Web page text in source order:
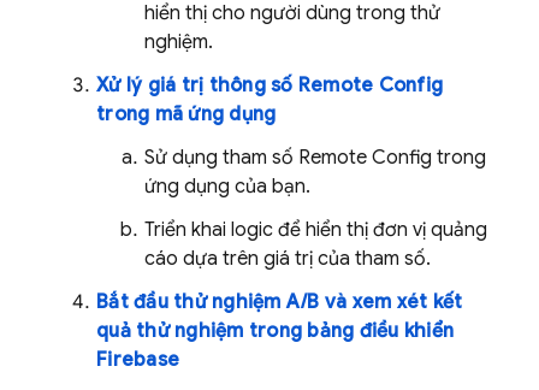
hiển thị cho người dùng trong thử
nghiệm.
Xử lý giá trị thông số Remote Config
trong mã ứng dụng
Sử dụng tham số Remote Config trong
ứng dụng của bạn.
Triển khai logic để hiển thị đơn vị quảng
cáo dựa trên giá trị của tham số.
Bắt đầu thử nghiệm A/B và xem xét kết
quả thử nghiệm trong bảng điều khiển
Firebase